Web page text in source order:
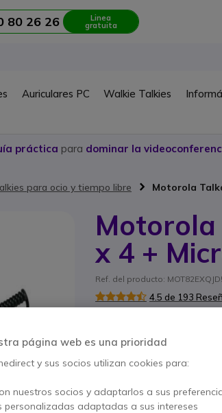
80 26 26 Linea
gratuita
Auriculares PC Walkie Talkies
práctica para dominar la
para ocio y tiempo libre Motorola
x 4 +
Ref. del producto:
4.5 de 193
299,70 €
257,73 € - 311,85 €
Cantidad
página web es una prioridad
y sus socios utilizan cookies para:
nuestros socios y adaptarlos a sus
personalizadas adaptadas a sus intereses